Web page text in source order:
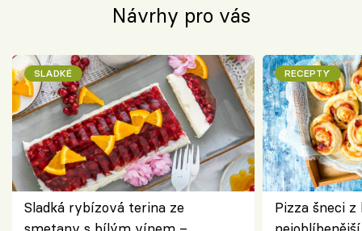
Návrhy pro vás
SLADKÉ
Sladká rybízová terina ze
RECEPTY
Pizza šneci